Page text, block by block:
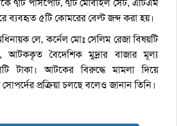
৭টি পাসপোর্ট, ৭টি মোবাইল সেট, এটিএম
ব্যবহৃত ৫টি কোমরের বেল্ট জব্দ করা হয়।
লে, কর্নেল মোঃ সেলিম রেজা বিষয়টি
আটককৃত বৈদেশিক মুদ্রার বাজার মূল্য
টাকা। আটকের বিরুদ্ধে মামলা দিয়ে
প্রক্রিয়া চলছে বলেও জানান তিনি।